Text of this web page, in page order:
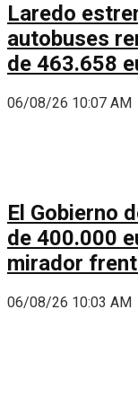
Laredo
autobuses
de 463.658
06/08/26 10:07 AM
El Gobierno
de 400.000
mirador
06/08/26 10:03 AM